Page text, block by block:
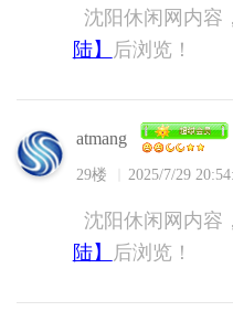
沈阳休闲网内容
陆】
后浏览！
atmang
29楼 2025/7/29
沈阳休闲网内容
陆】
后浏览！